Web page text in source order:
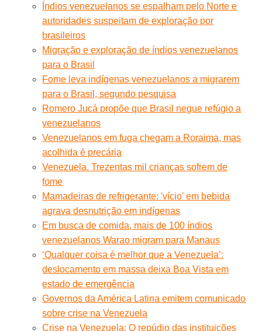
Índios venezuelanos se espalham pelo Norte e
autoridades suspeitam de exploração por
brasileiros
Migração e exploração de índios venezuelanos
para o Brasil
Fome leva indígenas venezuelanos a migrarem
para o Brasil, segundo pesquisa
Romero Jucá propõe que Brasil negue refúgio a
venezuelanos
Venezuelanos em fuga chegam a Roraima, mas
acolhida é precária
Venezuela. Trezentas mil crianças sofrem de
fome
Mamadeiras de refrigerante: 'vício' em bebida
agrava desnutrição em indígenas
Em busca de comida, mais de 100 índios
venezuelanos Warao migram para Manaus
‘Qualquer coisa é melhor que a Venezuela’:
deslocamento em massa deixa Boa Vista em
estado de emergência
Governos da América Latina emitem comunicado
sobre crise na Venezuela
Crise na Venezuela: O repúdio das instituições